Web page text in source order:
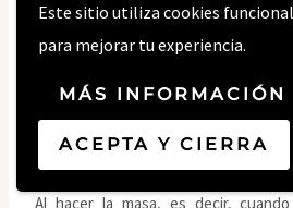
Este sitio utiliza cookies
para mejorar tu experiencia.
MÁS INFORMACIÓN
ACEPTA Y CIERRA
Al hacer la masa, es decir,